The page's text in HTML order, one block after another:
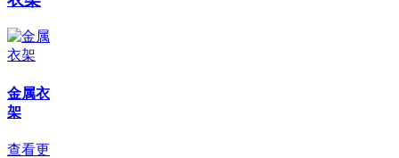
金属衣
架
查看更